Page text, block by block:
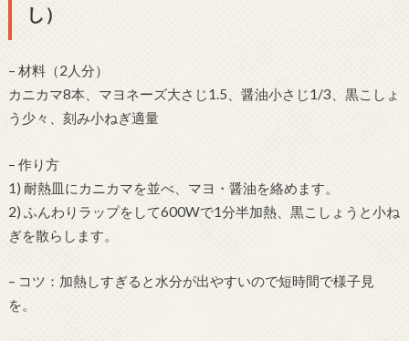
し）
– 材料（2人分）
カニカマ8本、マヨネーズ大さじ1.5、醤油小さじ1/3、黒こしょ
う少々、刻み小ねぎ適量
– 作り方
1) 耐熱皿にカニカマを並べ、マヨ・醤油を絡めます。
2) ふんわりラップをして600Wで1分半加熱、黒こしょうと小ね
ぎを散らします。
– コツ：加熱しすぎると水分が出やすいので短時間で様子見
を。